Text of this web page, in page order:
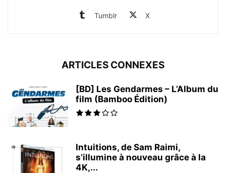
Tumblr X
ARTICLES CONNEXES
[BD] Les Gendarmes – L’Album du
film (Bamboo Édition)
Intuitions, de Sam Raimi,
s’illumine à nouveau grâce à la
4K,...